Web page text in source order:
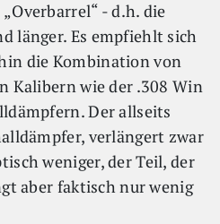
- d.h. die
länger. Es empfiehlt sich
die Kombination von
Kalibern wie der .308 Win
Der allseits
verlängert zwar
weniger, der Teil, der
aber faktisch nur wenig